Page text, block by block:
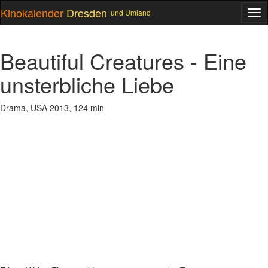
Kinokalender Dresden und Umland
Beautiful Creatures - Eine
unsterbliche Liebe
Drama, USA 2013, 124 min